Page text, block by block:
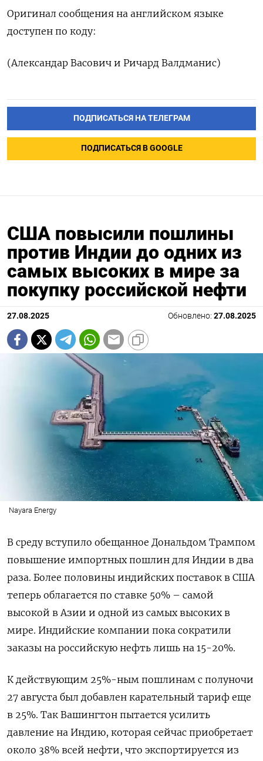
Оригинал сообщения на английском языке
доступен по коду:
(Александар Васович и Ричард Валдманис)
ПОДПИСАТЬСЯ НА ТЕЛЕГРАМ
ПОДПИСАТЬСЯ В GOOGLE
США повысили пошлины
против Индии до одних из
самых высоких в мире за
покупку российской нефти
27.08.2025 Обновлено: 27.08.2025
Nayara Energy
В среду вступило обещанное Дональдом Трампом
повышение импортных пошлин для Индии в два
раза. Более половины индийских поставок в США
теперь облагается по ставке 50% – самой
высокой в Азии и одной из самых высоких в
мире. Индийские компании пока сократили
заказы на российскую нефть лишь на 15-20%.
К действующим 25%-ным пошлинам с полуночи
27 августа был добавлен карательный тариф еще
в 25%. Так Вашингтон пытается усилить
давление на Индию, которая сейчас приобретает
около 38% всей нефти, что экспортируется из